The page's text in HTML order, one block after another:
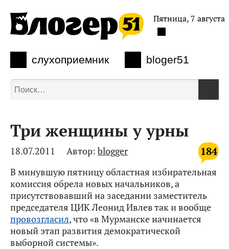
слухоприемник bloger51
Пятница, 7 августа
Три женщины у урны
184
18.07.2011 Автор: blogger
В минувшую пятницу областная избирательная
комиссия обрела новых начальников, а
присутствовавший на заседании заместитель
председателя ЦИК Леонид Ивлев так и вообще
провозгласил, что «в Мурманске начинается
новый этап развития демократической
выборной системы».